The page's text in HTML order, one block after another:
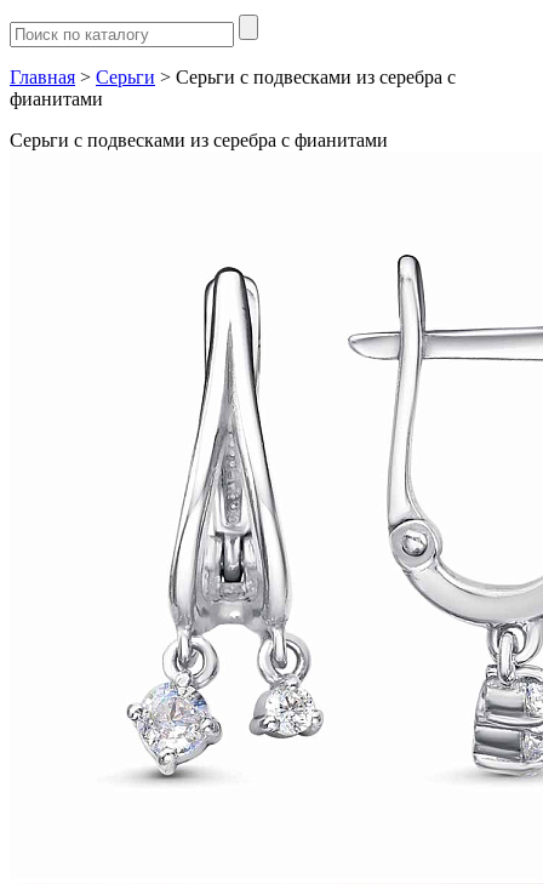
Главная > Серьги > Серьги с подвесками из серебра с
фианитами
Серьги с подвесками из серебра с фианитами